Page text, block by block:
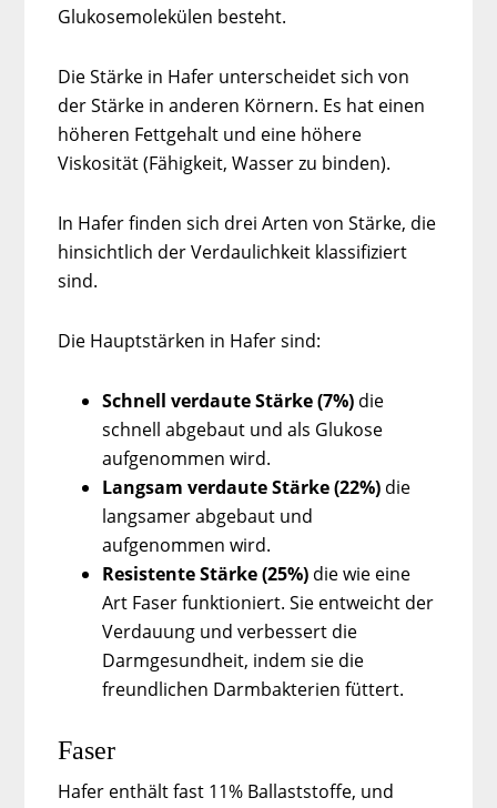
Glukosemolekülen besteht.
Die Stärke in Hafer unterscheidet sich von
der Stärke in anderen Körnern. Es hat einen
höheren Fettgehalt und eine höhere
Viskosität (Fähigkeit, Wasser zu binden).
In Hafer finden sich drei Arten von Stärke, die
hinsichtlich der Verdaulichkeit klassifiziert
sind.
Die Hauptstärken in Hafer sind:
Schnell verdaute Stärke (7%) die
schnell abgebaut und als Glukose
aufgenommen wird.
Langsam verdaute Stärke (22%) die
langsamer abgebaut und
aufgenommen wird.
Resistente Stärke (25%) die wie eine
Art Faser funktioniert. Sie entweicht der
Verdauung und verbessert die
Darmgesundheit, indem sie die
freundlichen Darmbakterien füttert.
Faser
Hafer enthält fast 11% Ballaststoffe, und